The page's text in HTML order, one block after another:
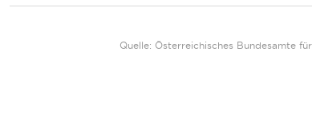
Quelle: Österreichisches Bundesamte